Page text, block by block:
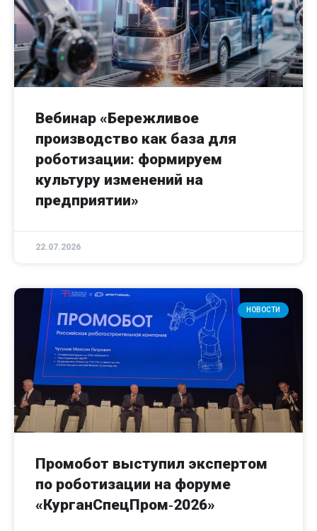
Вебинар «Бережливое
производство как база для
роботизации: формируем
культуру изменений на
предприятии»
22.07.2026
НОВОСТИ
Промобот выступил экспертом
по роботизации на форуме
«КурганСпецПром‑2026»